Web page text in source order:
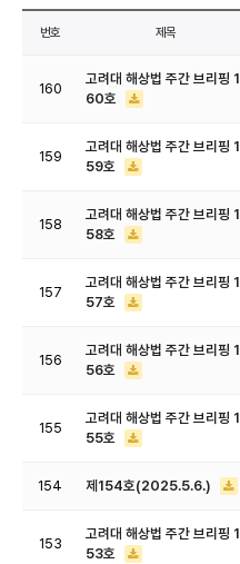
번호 제목
160
고려대 해상법 주간 브리핑 1
60호
159
고려대 해상법 주간 브리핑 1
59호
158
고려대 해상법 주간 브리핑 1
58호
157
고려대 해상법 주간 브리핑 1
57호
156
고려대 해상법 주간 브리핑 1
56호
155
고려대 해상법 주간 브리핑 1
55호
154 제154호(2025.5.6.)
153
고려대 해상법 주간 브리핑 1
53호